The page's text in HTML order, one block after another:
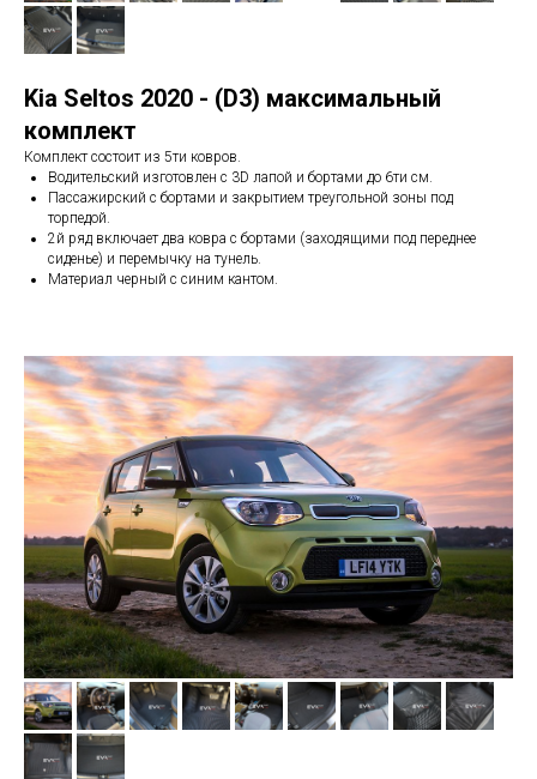
Kia Seltos 2020 - (D3) максимальный
комплект
Комплект состоит из 5ти ковров.
Водительский изготовлен с 3D лапой и бортами до 6ти см.
Пассажирский с бортами и закрытием треугольной зоны под
торпедой.
2й ряд включает два ковра с бортами (заходящими под переднее
сиденье) и перемычку на тунель.
Материал черный с синим кантом.